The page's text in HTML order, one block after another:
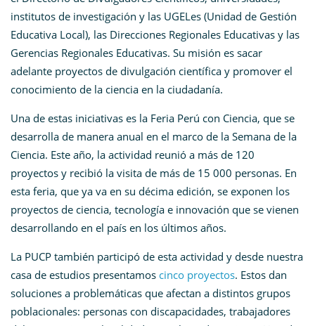
institutos de investigación y las UGELes (Unidad de Gestión
Educativa Local), las Direcciones Regionales Educativas y las
Gerencias Regionales Educativas. Su misión es sacar
adelante proyectos de divulgación científica y promover el
conocimiento de la ciencia en la ciudadanía.
Una de estas iniciativas es la Feria Perú con Ciencia, que se
desarrolla de manera anual en el marco de la Semana de la
Ciencia. Este año, la actividad reunió a más de 120
proyectos y recibió la visita de más de 15 000 personas. En
esta feria, que ya va en su décima edición, se exponen los
proyectos de ciencia, tecnología e innovación que se vienen
desarrollando en el país en los últimos años.
La PUCP también participó de esta actividad y desde nuestra
casa de estudios presentamos cinco proyectos. Estos dan
soluciones a problemáticas que afectan a distintos grupos
poblacionales: personas con discapacidades, trabajadores